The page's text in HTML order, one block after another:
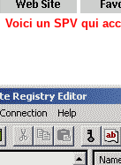
Voici un SPV qui